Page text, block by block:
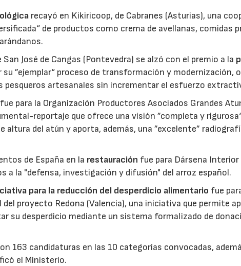
recayó en Kikiricoop, de Cabranes (Asturias), una
de productos como crema de avellanas, comidas
José de Cangas (Pontevedra) se alzó con el premio a la
su ”ejemplar“ proceso de transformación y modernización,
pesqueros artesanales sin incrementar el esfuerzo
fue para la Organización Productores Asociados Grandes
reportaje que ofrece una visión ”completa y
altura del atún y aporta, además, una ”excelente”
de España en la restauración fue para Dársena
a la "defensa, investigación y difusión" del arroz español.
para la reducción del desperdicio alimentario fue
proyecto Redona (Valencia), una iniciativa que permite
su desperdicio mediante un sistema formalizado de
163 candidaturas en las 10 categorías convocadas,
el Ministerio.